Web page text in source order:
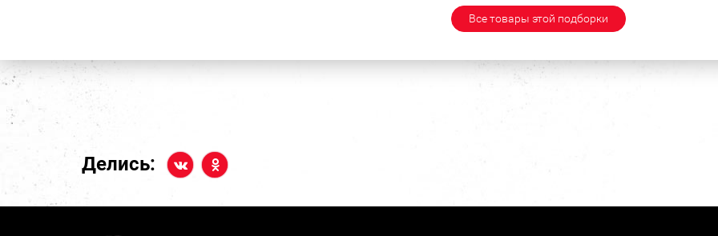
Все товары этой подборки
Делись: